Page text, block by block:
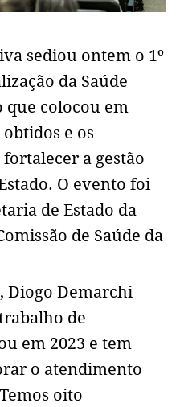
sediou ontem o 1º
da Saúde
que colocou em
e os
a gestão
O evento foi
de Estado da
de Saúde da
Diogo Demarchi
de
em 2023 e tem
o atendimento
oito